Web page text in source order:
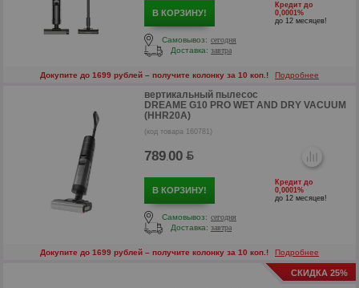
В КОРЗИНУ!
Кредит до
0,0001%
до 12 месяцев!
Самовывоз: сегодня
Доставка: завтра
Докупите до 1699 рублей – получите колонку за 10 коп.! Подробнее
вертикальный пылесос
DREAME G10 PRO WET AND DRY VACUUM
(HHR20A)
(код товара 160781)
789.00
В КОРЗИНУ!
Кредит до
0,0001%
до 12 месяцев!
Самовывоз: сегодня
Доставка: завтра
Докупите до 1699 рублей – получите колонку за 10 коп.! Подробнее
СКИДКА 25%